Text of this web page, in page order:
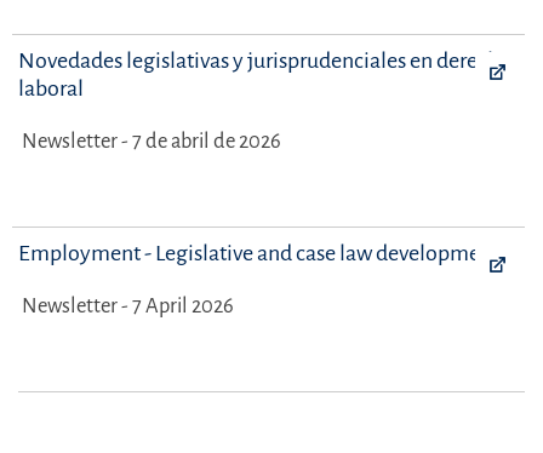
Novedades legislativas y jurisprudenciales en derecho
laboral
Newsletter - 7 de abril de 2026
Employment - Legislative and case law developments
Newsletter - 7 April 2026